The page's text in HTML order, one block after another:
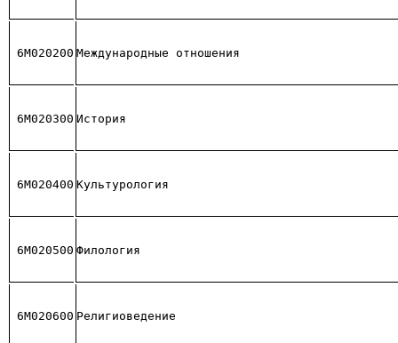
6М020200 Международные отношения
6М020300 История
6М020400 Культурология
6М020500 Филология
6М020600 Религиоведение